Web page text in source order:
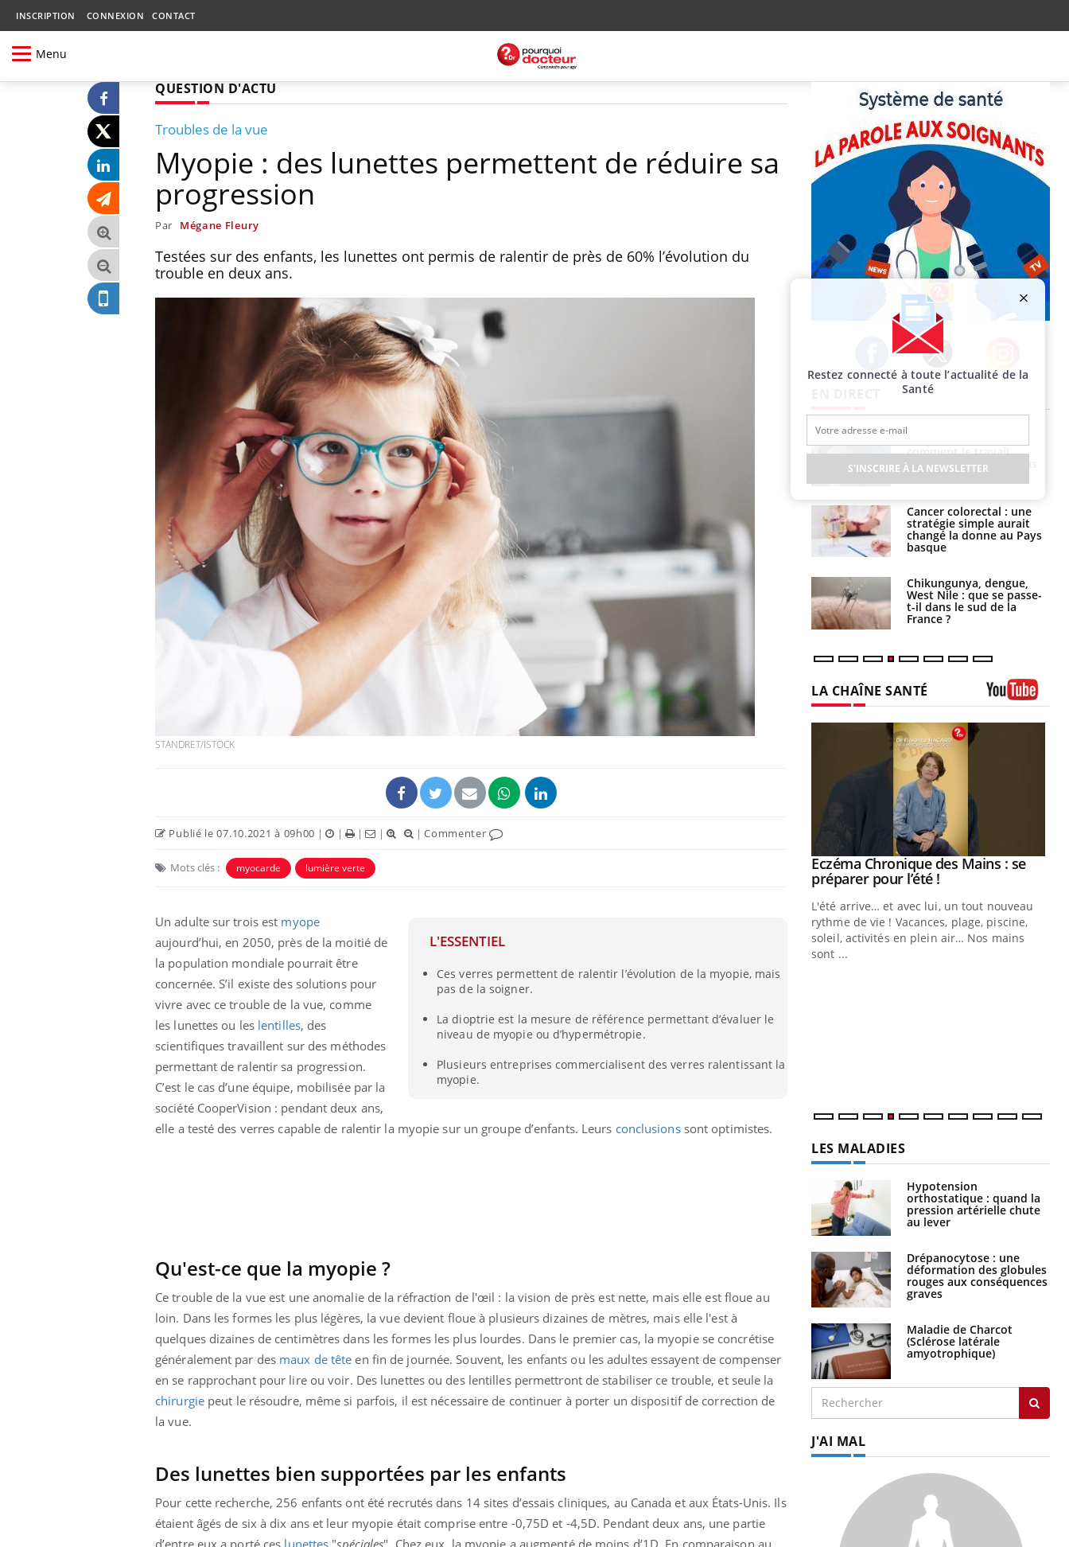
INSCRIPTION CONNEXION CONTACT
Menu
QUESTION D'ACTU
Troubles de la vue
Myopie : des lunettes permettent de réduire sa
progression
Par Mégane Fleury
Testées sur des enfants, les lunettes ont permis de ralentir de près de 60% l’évolution du
trouble en deux ans.
STANDRET/ISTOCK
Publié le 07.10.2021 à 09h00 | | | | |Commenter
Mots clés : myocarde lumière verte
L'ESSENTIEL
Ces verres permettent de ralentir l’évolution de la myopie, mais
pas de la soigner.
La dioptrie est la mesure de référence permettant d’évaluer le
niveau de myopie ou d’hypermétropie.
Plusieurs entreprises commercialisent des verres ralentissant la
myopie.
Un adulte sur trois est myope
aujourd’hui, en 2050, près de la moitié de
la population mondiale pourrait être
concernée. S’il existe des solutions pour
vivre avec ce trouble de la vue, comme
les lunettes ou les lentilles, des
scientifiques travaillent sur des méthodes
permettant de ralentir sa progression.
C’est le cas d’une équipe, mobilisée par la
société CooperVision : pendant deux ans,
elle a testé des verres capable de ralentir la myopie sur un groupe d’enfants. Leurs conclusionssont optimistes.
Qu'est-ce que la myopie ?
Ce trouble de la vue est une anomalie de la réfraction de l'œil : la vision de près est nette, mais elle est floue au
loin. Dans les formes les plus légères, la vue devient floue à plusieurs dizaines de mètres, mais elle l'est à
quelques dizaines de centimètres dans les formes les plus lourdes. Dans le premier cas, la myopie se concrétise
généralement par des maux de tête en fin de journée. Souvent, les enfants ou les adultes essayent de compenser
en se rapprochant pour lire ou voir. Des lunettes ou des lentilles permettront de stabiliser ce trouble, et seule la
chirurgiepeut le résoudre, même si parfois, il est nécessaire de continuer à porter un dispositif de correction de
la vue.
Des lunettes bien supportées par les enfants
Pour cette recherche, 256 enfants ont été recrutés dans 14 sites d’essais cliniques, au Canada et aux États-Unis. Ils
étaient âgés de six à dix ans et leur myopie était comprise entre -0,75D et -4,5D. Pendant deux ans, une partie
d’entre eux a porté ces lunettes "spéciales". Chez eux, la myopie a augmenté de moins d’1D. En comparaison au
Facebook Twitter Instagram
Les troubles du sommeil
modifient votre cerveau !
Mon enfant est-il trop
sensible ou simplement
très empathique ?
Bébés, jeunes enfants :
quelle trousse à
pharmacie pour les
vacances ?
Syndrome métabolique :
quels sont les meilleurs
exercices physiques ?
Comment éviter une otite
pendant les vacances ?
Hantavirus : un cas
détecté chez un touriste
en France
naturel attire l'attention
des chercheurs
écrans en vacances ?
comment le travail
empiète de plus en plus
sur nos soirées
Cancer colorectal : une
stratégie simple aurait
changé la donne au Pays
basque
Chikungunya, dengue,
West Nile : que se passe-
t-il dans le sud de la
France ?
LA CHAÎNE SANTÉ
Eczéma Chronique des Mains :
expliquer ma maladieYoutube
d'autres non ! D'un côté, poser des
questions sur la maladie d'un proche c'est
Youtube
Carence en fer : comprendre pour
prévenir
carence en fer sont multiples ce qui la rend
Youtube
Eczéma Chronique des Mains : se
préparer pour l’été !Youtube
L'été arrive… et avec lui, un tout nouveau
rythme de vie ! Vacances, plage, piscine,
soleil, activités en plein air… Nos mains
sont ...
LES MALADIES
Hypotension
orthostatique : quand la
pression artérielle chute
au lever
Drépanocytose : une
déformation des globules
rouges aux conséquences
graves
Maladie de Charcot
(Sclérose latérale
amyotrophique)
J'AI MAL
Restez connecté à toute l’actualité de la
Santé
S'INSCRIRE À LA NEWSLETTER